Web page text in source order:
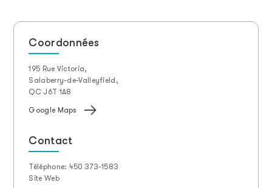
Coordonnées
195 Rue Victoria,
Salaberry-de-Valleyfield,
QC J6T 1A8
Google Maps
Contact
Téléphone: 450 373-1583
Site Web